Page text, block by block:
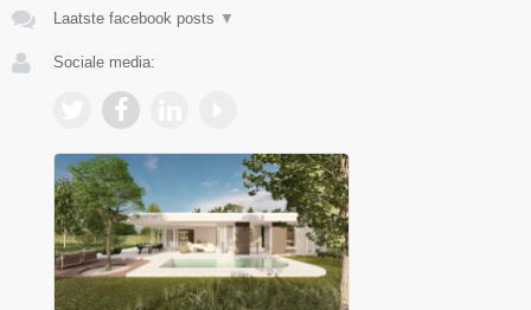
Laatste facebook posts ▼
Sociale media: